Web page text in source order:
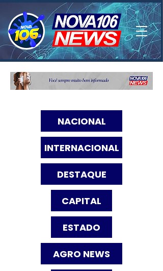
NACIONAL
INTERNACIONAL
DESTAQUE
CAPITAL
ESTADO
AGRO NEWS